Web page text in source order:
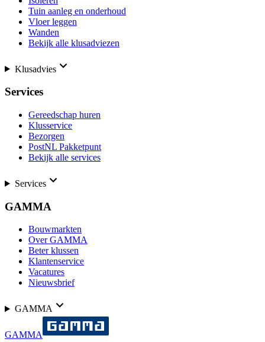
Tuin aanleg en onderhoud
Vloer leggen
Wanden
Bekijk alle klusadviezen
Klusadvies
Services
Gereedschap huren
Klusservice
Bezorgen
PostNL Pakketpunt
Bekijk alle services
Services
GAMMA
Bouwmarkten
Over GAMMA
Beter klussen
Klantenservice
Vacatures
Nieuwsbrief
GAMMA
GAMMA